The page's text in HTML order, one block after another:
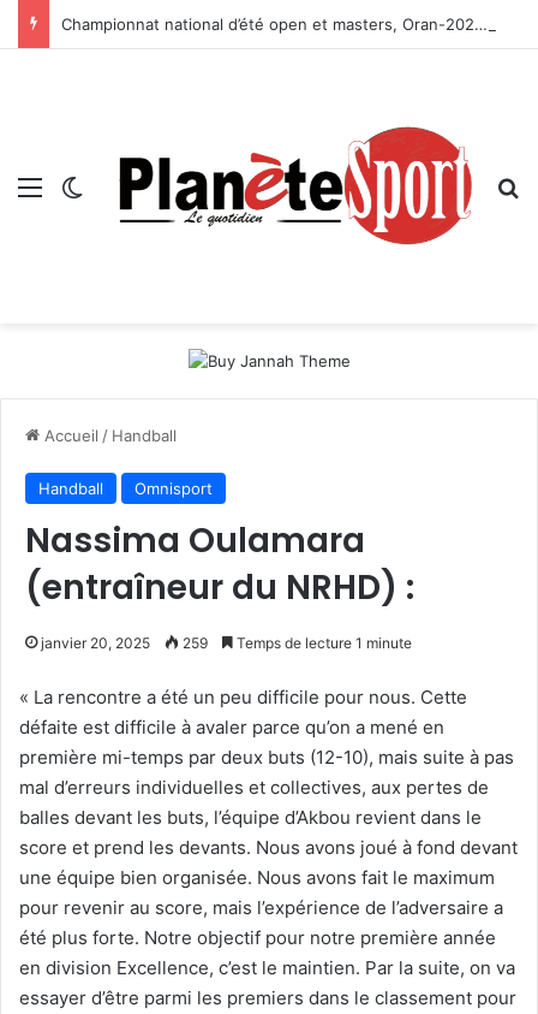
Championnat national d’été open et masters, Oran-2026 — Le CRB s’adjuge le titre
Menu Switch skin
Accueil / Handball
Handball Omnisport
Nassima Oulamara
(entraîneur du NRHD) :
janvier 20, 2025 259 Temps de lecture 1 minute
« La rencontre a été un peu difficile pour nous. Cette
défaite est difficile à avaler parce qu’on a mené en
première mi-temps par deux buts (12-10), mais suite à pas
mal d’erreurs individuelles et collectives, aux pertes de
balles devant les buts, l’équipe d’Akbou revient dans le
score et prend les devants. Nous avons joué à fond devant
une équipe bien organisée. Nous avons fait le maximum
pour revenir au score, mais l’expérience de l’adversaire a
été plus forte. Notre objectif pour notre première année
en division Excellence, c’est le maintien. Par la suite, on va
essayer d’être parmi les premiers dans le classement pour